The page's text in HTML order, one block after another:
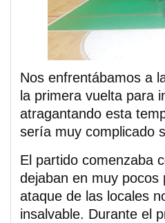
Nos enfrentábamos a
la primera vuelta para
atragantando esta
sería muy complicado
El partido comenzaba
dejaban en muy
ataque de las locales
insalvable. Durante el